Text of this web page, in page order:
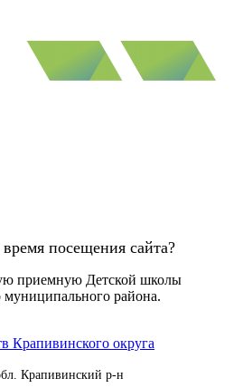
посещения сайта?
приемную Детской школы
муниципального района.
Крапивинский р-н